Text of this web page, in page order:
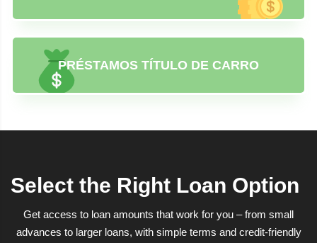
PRÉSTAMOS TÍTULO DE CARRO
Select the Right Loan Option
Get access to loan amounts that work for you – from small
advances to larger loans, with simple terms and credit-friendly